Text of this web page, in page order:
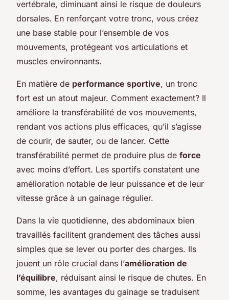
vertébrale, diminuant ainsi le risque de douleurs
dorsales. En renforçant votre tronc, vous créez
une base stable pour l’ensemble de vos
mouvements, protégeant vos articulations et
muscles environnants.
En matière de performance sportive, un tronc
fort est un atout majeur. Comment exactement? Il
améliore la transférabilité de vos mouvements,
rendant vos actions plus efficaces, qu’il s’agisse
de courir, de sauter, ou de lancer. Cette
transférabilité permet de produire plus de force
avec moins d’effort. Les sportifs constatent une
amélioration notable de leur puissance et de leur
vitesse grâce à un gainage régulier.
Dans la vie quotidienne, des abdominaux bien
travaillés facilitent grandement des tâches aussi
simples que se lever ou porter des charges. Ils
jouent un rôle crucial dans l’amélioration de
l’équilibre, réduisant ainsi le risque de chutes. En
somme, les avantages du gainage se traduisent